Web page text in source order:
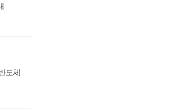
도체